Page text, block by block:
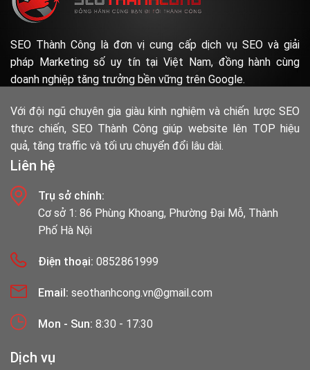
SEO Thành Công là đơn vị cung cấp dịch vụ SEO và giải
pháp Marketing số uy tín tại Việt Nam, đồng hành cùng
doanh nghiệp tăng trưởng bền vững trên Google.
Với đội ngũ chuyên gia giàu kinh nghiệm và chiến lược SEO
thực chiến, SEO Thành Công giúp website lên TOP hiệu
quả, tăng traffic và tối ưu chuyển đổi lâu dài.
Liên hệ
Trụ sở chính:
Cơ sở 1: 86 Phùng Khoang, Phường Đại Mỗ, Thành
Phố Hà Nội
Điện thoại: 0852861999
Email: seothanhcong.vn@gmail.com
Mon - Sun: 8:30 - 17:30
Dịch vụ